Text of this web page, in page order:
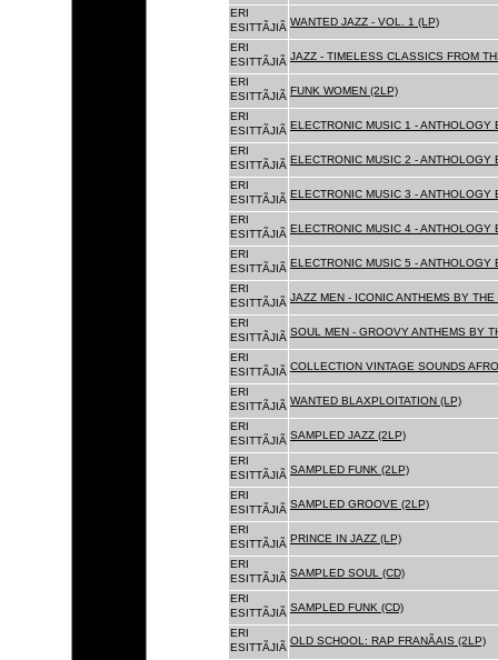
ERI
ESITTÃJIÃ WANTED JAZZ - VOL. 1 (LP)
ERI
ESITTÃJIÃ JAZZ - TIMELESS CLASSICS FROM
ERI
ESITTÃJIÃ FUNK WOMEN (2LP)
ERI
ESITTÃJIÃ ELECTRONIC MUSIC 1 - ANTHOLOGY
ERI
ESITTÃJIÃ ELECTRONIC MUSIC 2 - ANTHOLOGY
ERI
ESITTÃJIÃ ELECTRONIC MUSIC 3 - ANTHOLOGY
ERI
ESITTÃJIÃ ELECTRONIC MUSIC 4 - ANTHOLOGY
ERI
ESITTÃJIÃ ELECTRONIC MUSIC 5 - ANTHOLOGY
ERI
ESITTÃJIÃ JAZZ MEN - ICONIC ANTHEMS BY
ERI
ESITTÃJIÃ SOUL MEN - GROOVY ANTHEMS BY
ERI
ESITTÃJIÃ COLLECTION VINTAGE SOUNDS
ERI
ESITTÃJIÃ WANTED BLAXPLOITATION (LP)
ERI
ESITTÃJIÃ SAMPLED JAZZ (2LP)
ERI
ESITTÃJIÃ SAMPLED FUNK (2LP)
ERI
ESITTÃJIÃ SAMPLED GROOVE (2LP)
ERI
ESITTÃJIÃ PRINCE IN JAZZ (LP)
ERI
ESITTÃJIÃ SAMPLED SOUL (CD)
ERI
ESITTÃJIÃ SAMPLED FUNK (CD)
ERI
ESITTÃJIÃ
OLD SCHOOL: RAP FRANÃAIS (2LP)